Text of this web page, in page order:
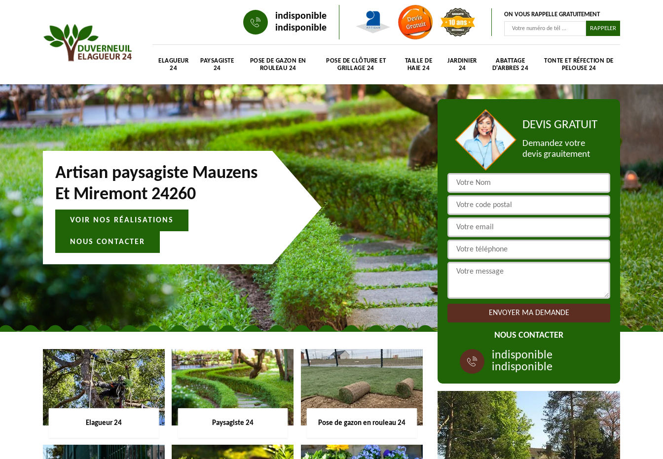
indisponible
indisponible
ON VOUS RAPPELLE GRATUITEMENT
ELAGUEUR
24
PAYSAGISTE
24
POSE DE GAZON EN
ROULEAU 24
POSE DE CLÔTURE ET
GRILLAGE 24
TAILLE DE
HAIE 24
JARDINIER
24
ABATTAGE
D'ARBRES 24
TONTE ET RÉFECTION DE
PELOUSE 24
Artisan paysagiste Mauzens
Et Miremont 24260
VOIR NOS RÉALISATIONS
NOUS CONTACTER
Elagueur 24 Paysagiste 24 Pose de gazon en rouleau 24
DEVIS GRATUIT
Demandez votre
devis grauitement
NOUS CONTACTER
indisponible
indisponible